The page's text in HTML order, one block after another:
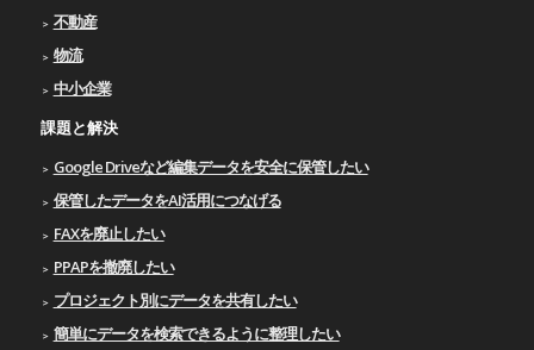
不動産
物流
中小企業
課題と解決
Google Driveなど編集データを安全に保管したい
保管したデータをAI活用につなげる
FAXを廃止したい
PPAPを撤廃したい
プロジェクト別にデータを共有したい
簡単にデータを検索できるように整理したい